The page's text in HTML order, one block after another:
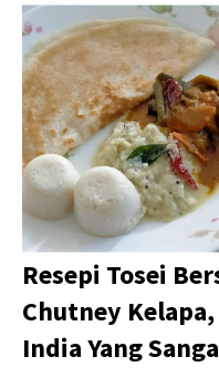
Resepi Tosei
Chutney
India Yang